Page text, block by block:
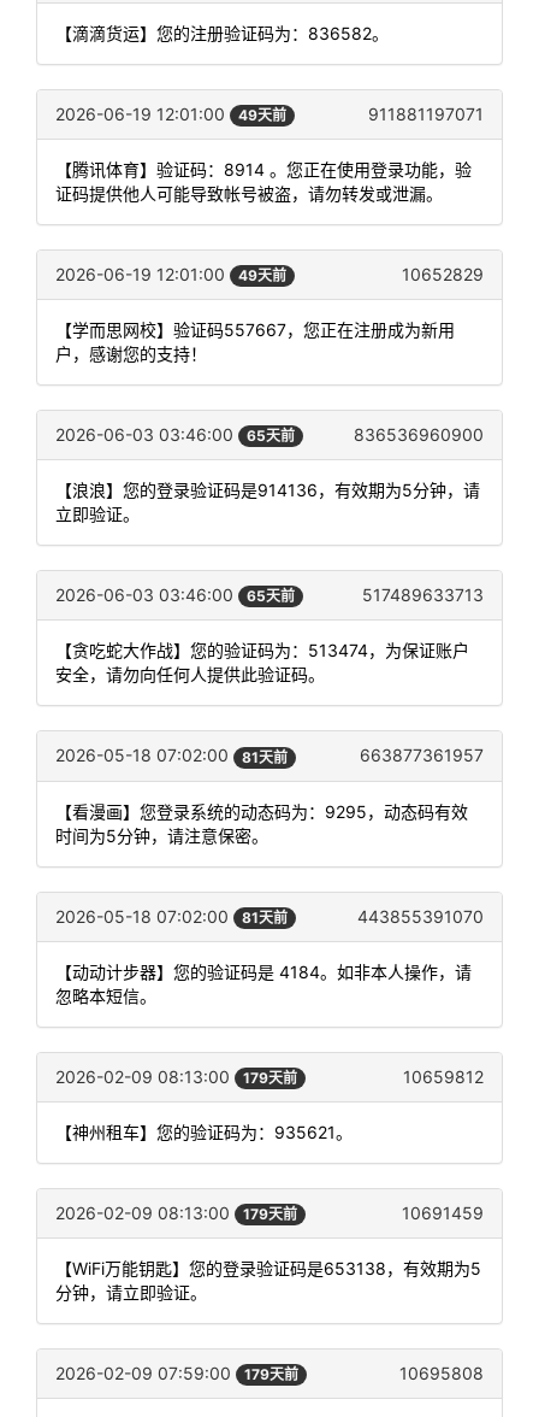
【滴滴货运】您的注册验证码为：836582。
2026-06-19 12:01:00 49天前 911881197071
【腾讯体育】验证码：8914 。您正在使用登录功能，验
证码提供他人可能导致帐号被盗，请勿转发或泄漏。
2026-06-19 12:01:00 49天前 10652829
【学而思网校】验证码557667，您正在注册成为新用
户，感谢您的支持！
2026-06-03 03:46:00 65天前 836536960900
【浪浪】您的登录验证码是914136，有效期为5分钟，请
立即验证。
2026-06-03 03:46:00 65天前 517489633713
【贪吃蛇大作战】您的验证码为：513474，为保证账户
安全，请勿向任何人提供此验证码。
2026-05-18 07:02:00 81天前 663877361957
【看漫画】您登录系统的动态码为：9295，动态码有效
时间为5分钟，请注意保密。
2026-05-18 07:02:00 81天前 443855391070
【动动计步器】您的验证码是 4184。如非本人操作，请
忽略本短信。
2026-02-09 08:13:00 179天前 10659812
【神州租车】您的验证码为：935621。
2026-02-09 08:13:00 179天前 10691459
【WiFi万能钥匙】您的登录验证码是653138，有效期为5
分钟，请立即验证。
2026-02-09 07:59:00 179天前 10695808